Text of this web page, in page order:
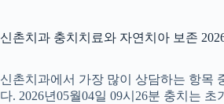
신촌치과 충치치료와 자연치아 보존
신촌치과에서 가장 많이 상담하는 항목
다. 2026년05월04일 09시26분 충치는